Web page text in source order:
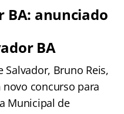
BA: anunciado
BA
Bruno Reis,
concurso para
Municipal de